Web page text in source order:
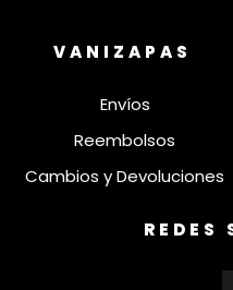
VANIZAPAS
Envíos
Reembolsos
Cambios y Devoluciones
REDES